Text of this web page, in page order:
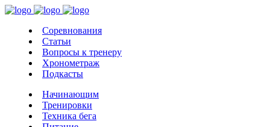
Соревнования
Статьи
Вопросы к тренеру
Хронометраж
Подкасты
Начинающим
Тренировки
Техника бега